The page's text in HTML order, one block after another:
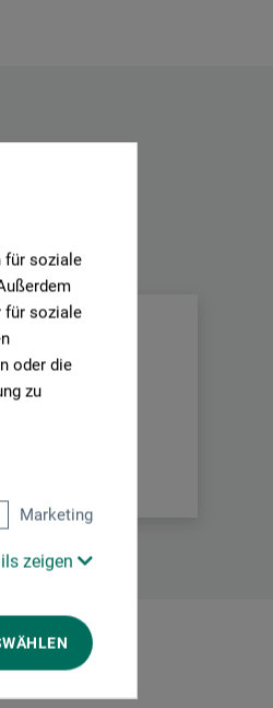
für soziale
für soziale
oder die
zu
Marketing
zeigen